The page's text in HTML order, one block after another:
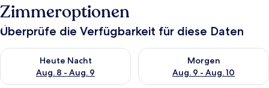
Zimmeroptionen
Überprüfe die Verfügbarkeit für diese Daten
Heute Nacht
Aug. 8 - Aug. 9
Überprüfe die Verfügbarkeit für heute Nacht, Aug. 8 - Aug. 9.
Morgen
Aug. 9 - Aug. 10
Überprüfe die Verfügbarkeit